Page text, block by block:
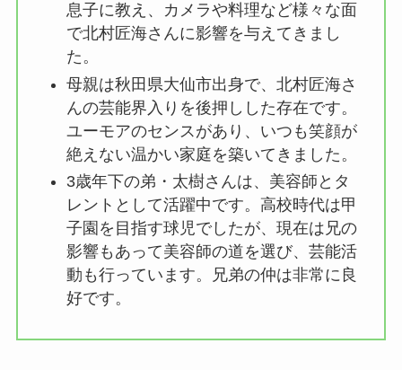
息子に教え、カメラや料理など様々な面
で北村匠海さんに影響を与えてきまし
た。
母親は秋田県大仙市出身で、北村匠海さ
んの芸能界入りを後押しした存在です。
ユーモアのセンスがあり、いつも笑顔が
絶えない温かい家庭を築いてきました。
3歳年下の弟・太樹さんは、美容師とタ
レントとして活躍中です。高校時代は甲
子園を目指す球児でしたが、現在は兄の
影響もあって美容師の道を選び、芸能活
動も行っています。兄弟の仲は非常に良
好です。